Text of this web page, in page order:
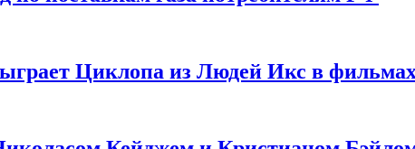
Циклопа из Людей Икс в